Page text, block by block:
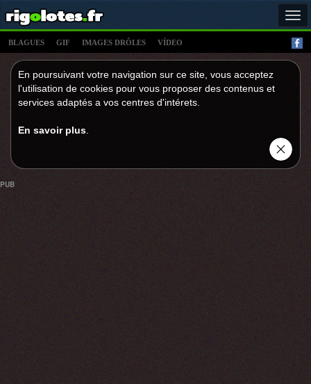
BLAGUES GIF IMAGES DRÔLES VÍDEO
En poursuivant votre navigation sur ce site, vous acceptez
l'utilisation de cookies pour vous proposer des contenus et
services adaptés a vos centres d'intérets.
En savoir plus
PUB